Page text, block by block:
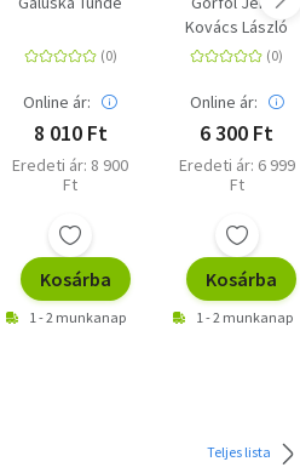
környéke
Online ár:
8 010 Ft
Eredeti ár: 8 900
Ft
Kosárba
1 - 2 munkanap
középkori
templomai
Kovács László
Online ár:
6 300 Ft
Eredeti ár: 6 999
Ft
Kosárba
1 - 2 munkanap
Teljes lista